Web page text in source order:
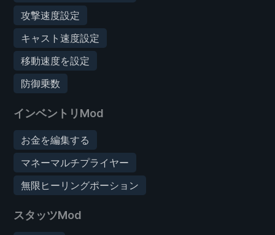
攻撃速度設定
キャスト速度設定
移動速度を設定
防御乗数
インベントリMod
お金を編集する
マネーマルチプライヤー
無限ヒーリングポーション
スタッツMod